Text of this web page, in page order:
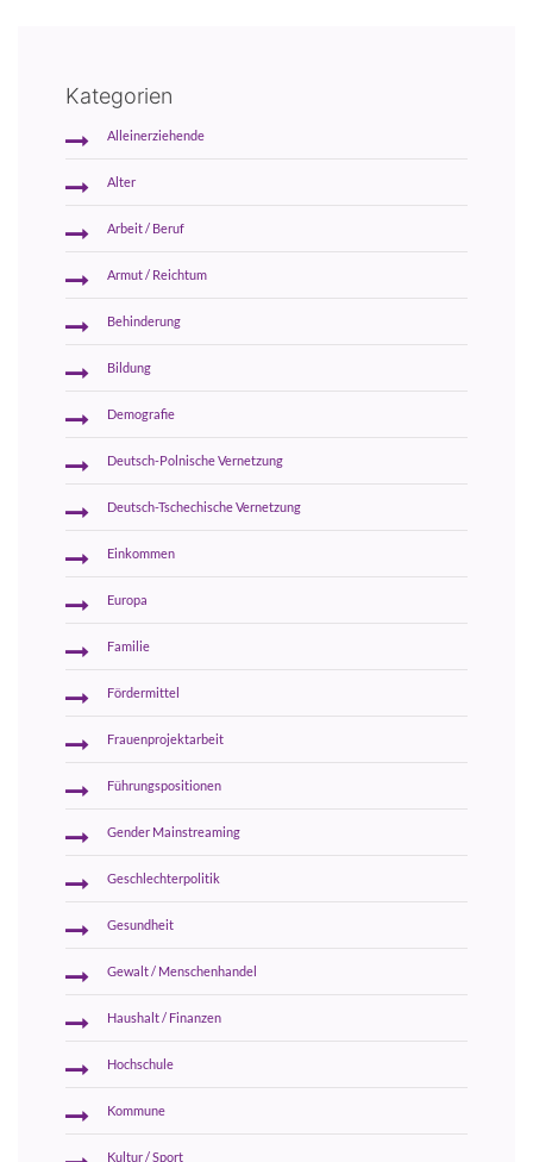
Kategorien
Alleinerziehende
Alter
Arbeit / Beruf
Armut / Reichtum
Behinderung
Bildung
Demografie
Deutsch-Polnische Vernetzung
Deutsch-Tschechische Vernetzung
Einkommen
Europa
Familie
Fördermittel
Frauenprojektarbeit
Führungspositionen
Gender Mainstreaming
Geschlechterpolitik
Gesundheit
Gewalt / Menschenhandel
Haushalt / Finanzen
Hochschule
Kommune
Kultur / Sport